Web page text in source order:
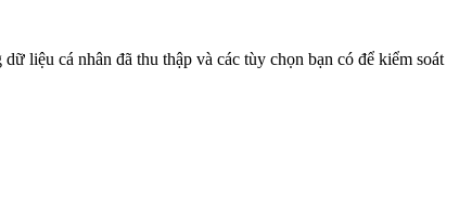
liệu cá nhân đã thu thập và các tùy chọn bạn có để kiểm soát